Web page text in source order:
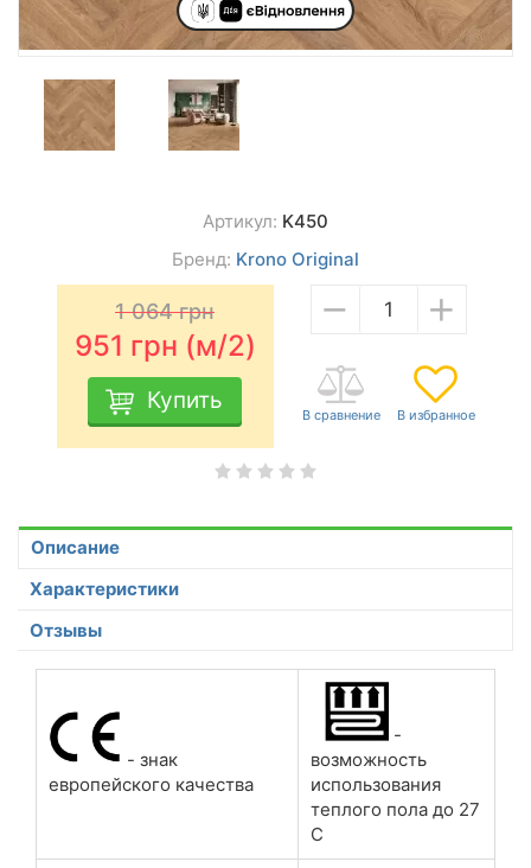
Артикул: K450
Бренд: Krono Original
1 064грн
951 грн (м/2)
Купить
− +
Описание
Характеристики
Отзывы
- знак
европейского качества
-
возможность
использования
теплого пола до 27
С